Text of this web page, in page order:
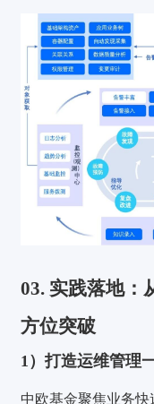
03. 实践落地：
方位突破
1）打造运维管理
中欧基金聚焦业务